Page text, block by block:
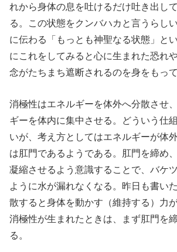
れから身体の息を吐けるだけ吐き出し
る。この状態をクンバハカと言うらし
に伝わる「もっとも神聖なる状態」と
にこれをしてみると心に生まれた恐れ
念がたちまち遮断されるのを身をもって
消極性はエネルギーを体外へ分散させ
ギーを体内に集中させる。どういう仕
いが、考え方としてはエネルギーが体
は肛門であるようである。肛門を締め
凝縮させるよう意識することで、バケ
ように水が漏れなくなる。昨日も書い
散すると身体を動かす（維持する）力
消極性が生まれたときは、まず肛門を
る。